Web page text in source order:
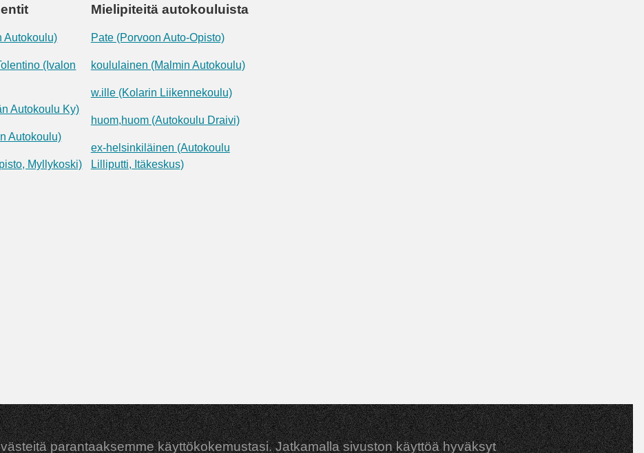
Autokoulu)
(Ivalon
Autokoulu Ky)
Autokoulu)
Myllykoski)
Mielipiteitä autokouluista
Pate (Porvoon Auto-Opisto)
koululainen (Malmin Autokoulu)
w.ille (Kolarin Liikennekoulu)
huom,huom (Autokoulu Draivi)
ex-helsinkiläinen (Autokoulu
Lilliputti, Itäkeskus)
parantaaksemme käyttökokemustasi. Jatkamalla sivuston käyttöä hyväksyt